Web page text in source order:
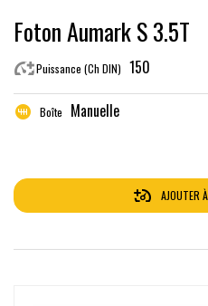
Foton Aumark S 3.5T
Puissance (Ch DIN) 150
Boîte Manuelle
AJOUTER